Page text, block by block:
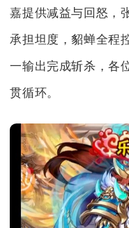
嘉提供减益与回怒，
承担坦度，貂蝉全程
一输出完成斩杀，各
贯循环。